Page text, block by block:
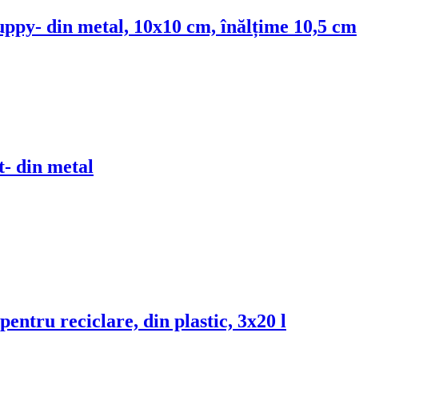
- din metal, 10x10 cm, înălțime 10,5 cm
- din metal
reciclare, din plastic, 3x20 l